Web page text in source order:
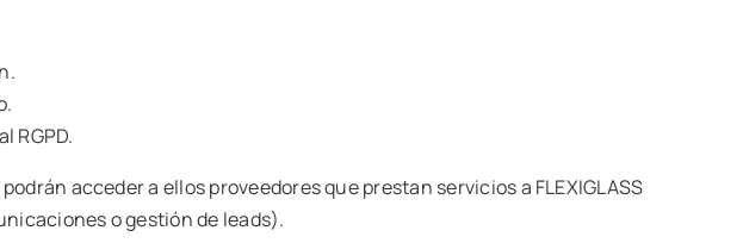
RGPD.
acceder a ellos proveedores que prestan servicios a FLEXIGLASS
o gestión de leads).